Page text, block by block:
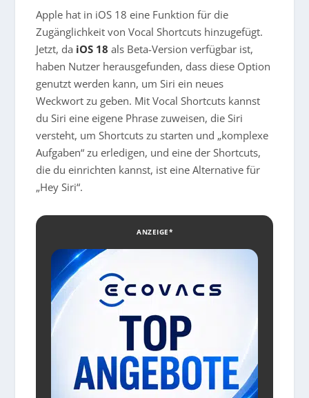
Apple hat in iOS 18 eine Funktion für die
Zugänglichkeit von Vocal Shortcuts hinzugefügt.
Jetzt, da iOS 18 als Beta-Version verfügbar ist,
haben Nutzer herausgefunden, dass diese Option
genutzt werden kann, um Siri ein neues
Weckwort zu geben. Mit Vocal Shortcuts kannst
du Siri eine eigene Phrase zuweisen, die Siri
versteht, um Shortcuts zu starten und „komplexe
Aufgaben“ zu erledigen, und eine der Shortcuts,
die du einrichten kannst, ist eine Alternative für
„Hey Siri“.
ANZEIGE*